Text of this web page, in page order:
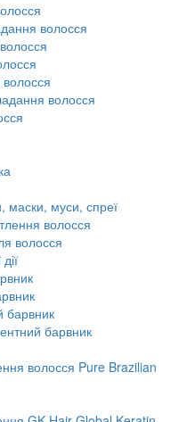
волосся
волосся
маски, муси, спреї
волосся
волосся
барвник
барвник
волосся Pure Brazilian